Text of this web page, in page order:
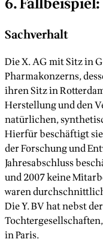
Sachverhalt
Die X. AG mit Sitz in
Pharmakonzerns,
ihren Sitz in
Herstellung und den
natürlichen,
Hierfür beschäftigt
der Forschung und
Jahresabschluss
und 2007 keine
waren
Die Y. BV hat nebst
in Paris.